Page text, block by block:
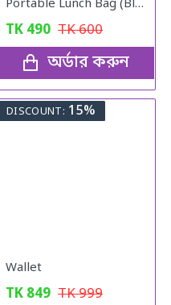
Portable Lunch Bag (Blue)
TK 490 TK600
অর্ডার করুন
DISCOUNT: 15%
Wallet
TK 849 TK999